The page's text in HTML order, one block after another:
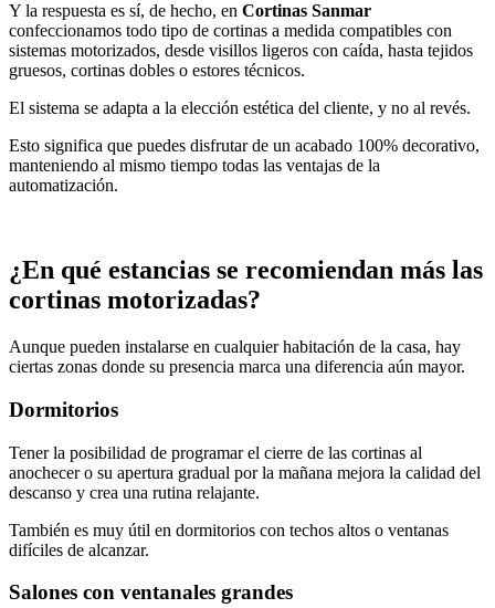
Y la respuesta es sí, de hecho, en Cortinas Sanmar
confeccionamos todo tipo de cortinas a medida compatibles con
sistemas motorizados, desde visillos ligeros con caída, hasta tejidos
gruesos, cortinas dobles o estores técnicos.
El sistema se adapta a la elección estética del cliente, y no al revés.
Esto significa que puedes disfrutar de un acabado 100% decorativo,
manteniendo al mismo tiempo todas las ventajas de la
automatización.
¿En qué estancias se recomiendan más las
cortinas motorizadas?
Aunque pueden instalarse en cualquier habitación de la casa, hay
ciertas zonas donde su presencia marca una diferencia aún mayor.
Dormitorios
Tener la posibilidad de programar el cierre de las cortinas al
anochecer o su apertura gradual por la mañana mejora la calidad del
descanso y crea una rutina relajante.
También es muy útil en dormitorios con techos altos o ventanas
difíciles de alcanzar.
Salones con ventanales grandes